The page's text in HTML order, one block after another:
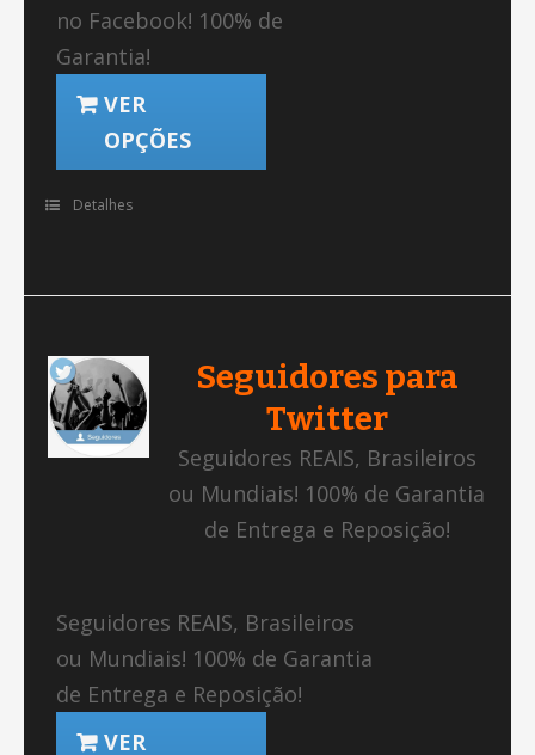
no Facebook! 100% de
Garantia!
VER
OPÇÕES
Detalhes
Seguidores para
Twitter
Seguidores REAIS, Brasileiros
ou Mundiais! 100% de Garantia
de Entrega e Reposição!
Seguidores REAIS, Brasileiros
ou Mundiais! 100% de Garantia
de Entrega e Reposição!
VER